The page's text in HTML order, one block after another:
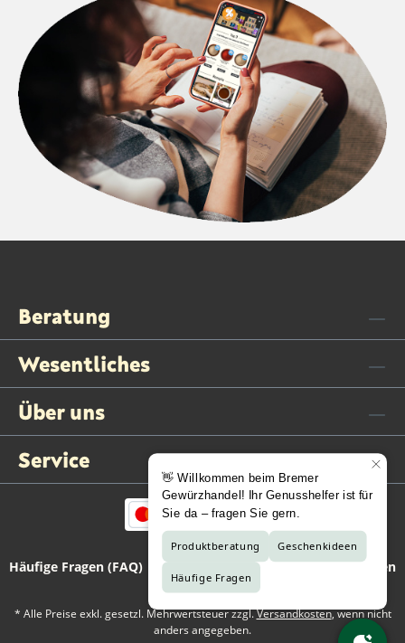
Beratung
Wesentliches
Über uns
Service
Häufige Fragen (FAQ) Kontaktformular Vertrag widerrufen
* Alle Preise exkl. gesetzl. Mehrwertsteuer zzgl.Versandkosten, wenn nicht
anders angegeben.